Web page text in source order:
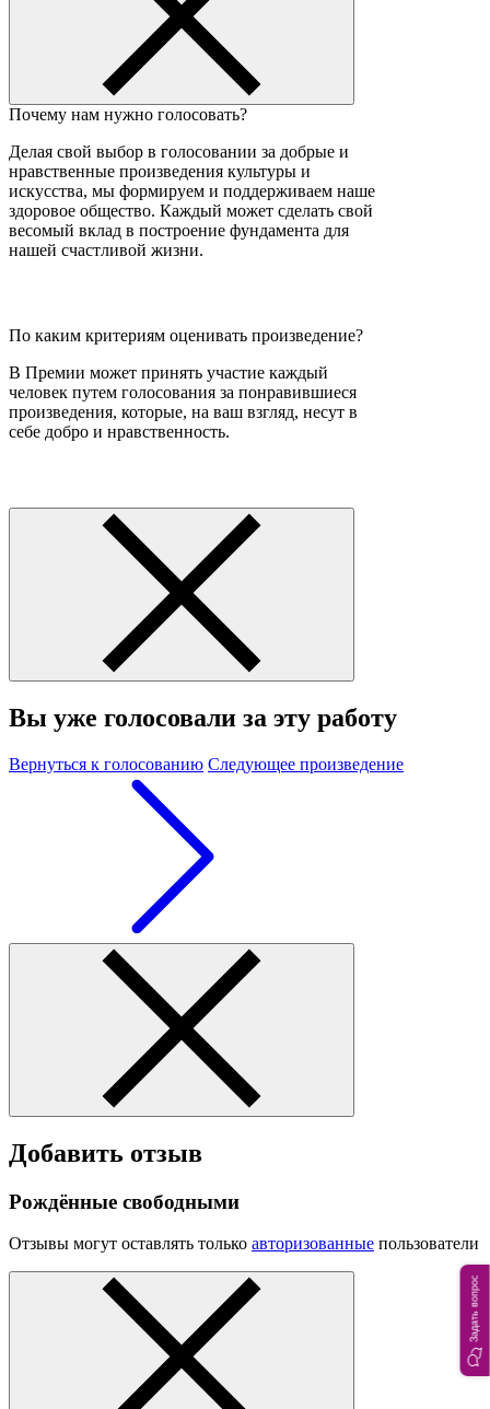
Почему нам нужно голосовать?
Делая свой выбор в голосовании за добрые и
нравственные произведения культуры и
искусства, мы формируем и поддерживаем наше
здоровое общество. Каждый может сделать свой
весомый вклад в построение фундамента для
нашей счастливой жизни.
По каким критериям оценивать произведение?
В Премии может принять участие каждый
человек путем голосования за понравившиеся
произведения, которые, на ваш взгляд, несут в
себе добро и нравственность.
Вы уже голосовали за эту работу
Вернуться к голосованию Следующее произведение
Добавить отзыв
Рождённые свободными
Отзывы могут оставлять только авторизованные пользователи
Задать вопрос